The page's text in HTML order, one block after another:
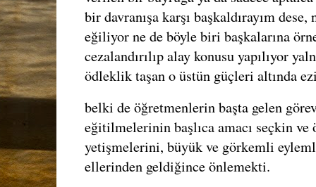
bir davranışa karşı başkaldırayım
eğiliyor ne de böyle biri başkalarına
cezalandırılıp alay konusu yapılıyor
ödleklik taşan o üstün güçleri altında
belki de öğretmenlerin başta gelen
eğitilmelerinin başlıca amacı seçkin ve
yetişmelerini, büyük ve görkemli
ellerinden geldiğince önlemekti.